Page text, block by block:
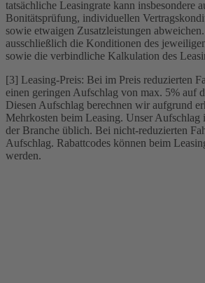
tatsächliche Leasingrate kann insbesondere
Bonitätsprüfung, individuellen
sowie etwaigen Zusatzleistungen
ausschließlich die Konditionen des
sowie die verbindliche Kalkulation des
[3] Leasing-Preis: Bei im Preis reduzierten
einen geringen Aufschlag von max. 5% auf
Diesen Aufschlag berechnen wir aufgrund
Mehrkosten beim Leasing. Unser Aufschlag
der Branche üblich. Bei nicht-reduzierten
Aufschlag. Rabattcodes können beim
werden.